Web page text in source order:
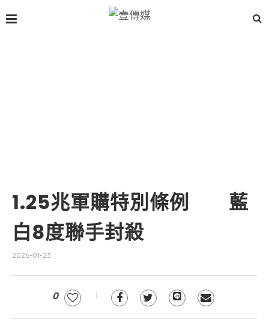
1.25兆軍購特別條例 藍
白8度聯手封殺
2026-01-23
0